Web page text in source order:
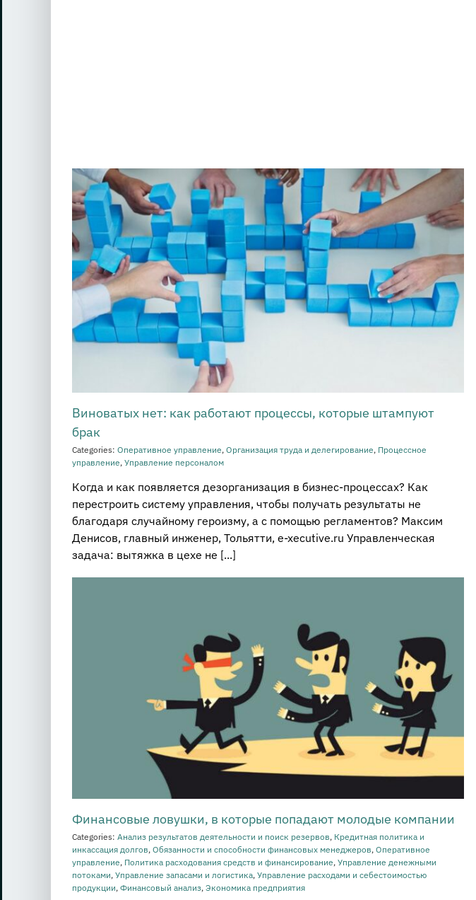
Виноватых нет: как работают процессы, которые штампуют
брак
Categories: Оперативное управление, Организация труда и делегирование, Процессное
управление, Управление персоналом
Когда и как появляется дезорганизация в бизнес-процессах? Как
перестроить систему управления, чтобы получать результаты не
благодаря случайному героизму, а с помощью регламентов? Максим
Денисов, главный инженер, Тольятти, e-xecutive.ru Управленческая
задача: вытяжка в цехе не [...]
Финансовые ловушки, в которые попадают молодые компании
Categories: Анализ результатов деятельности и поиск резервов, Кредитная политика и
инкассация долгов, Обязанности и способности финансовых менеджеров, Оперативное
управление, Политика расходования средств и финансирование, Управление денежными
потоками, Управление запасами и логистика, Управление расходами и себестоимостью
продукции, Финансовый анализ, Экономика предприятия